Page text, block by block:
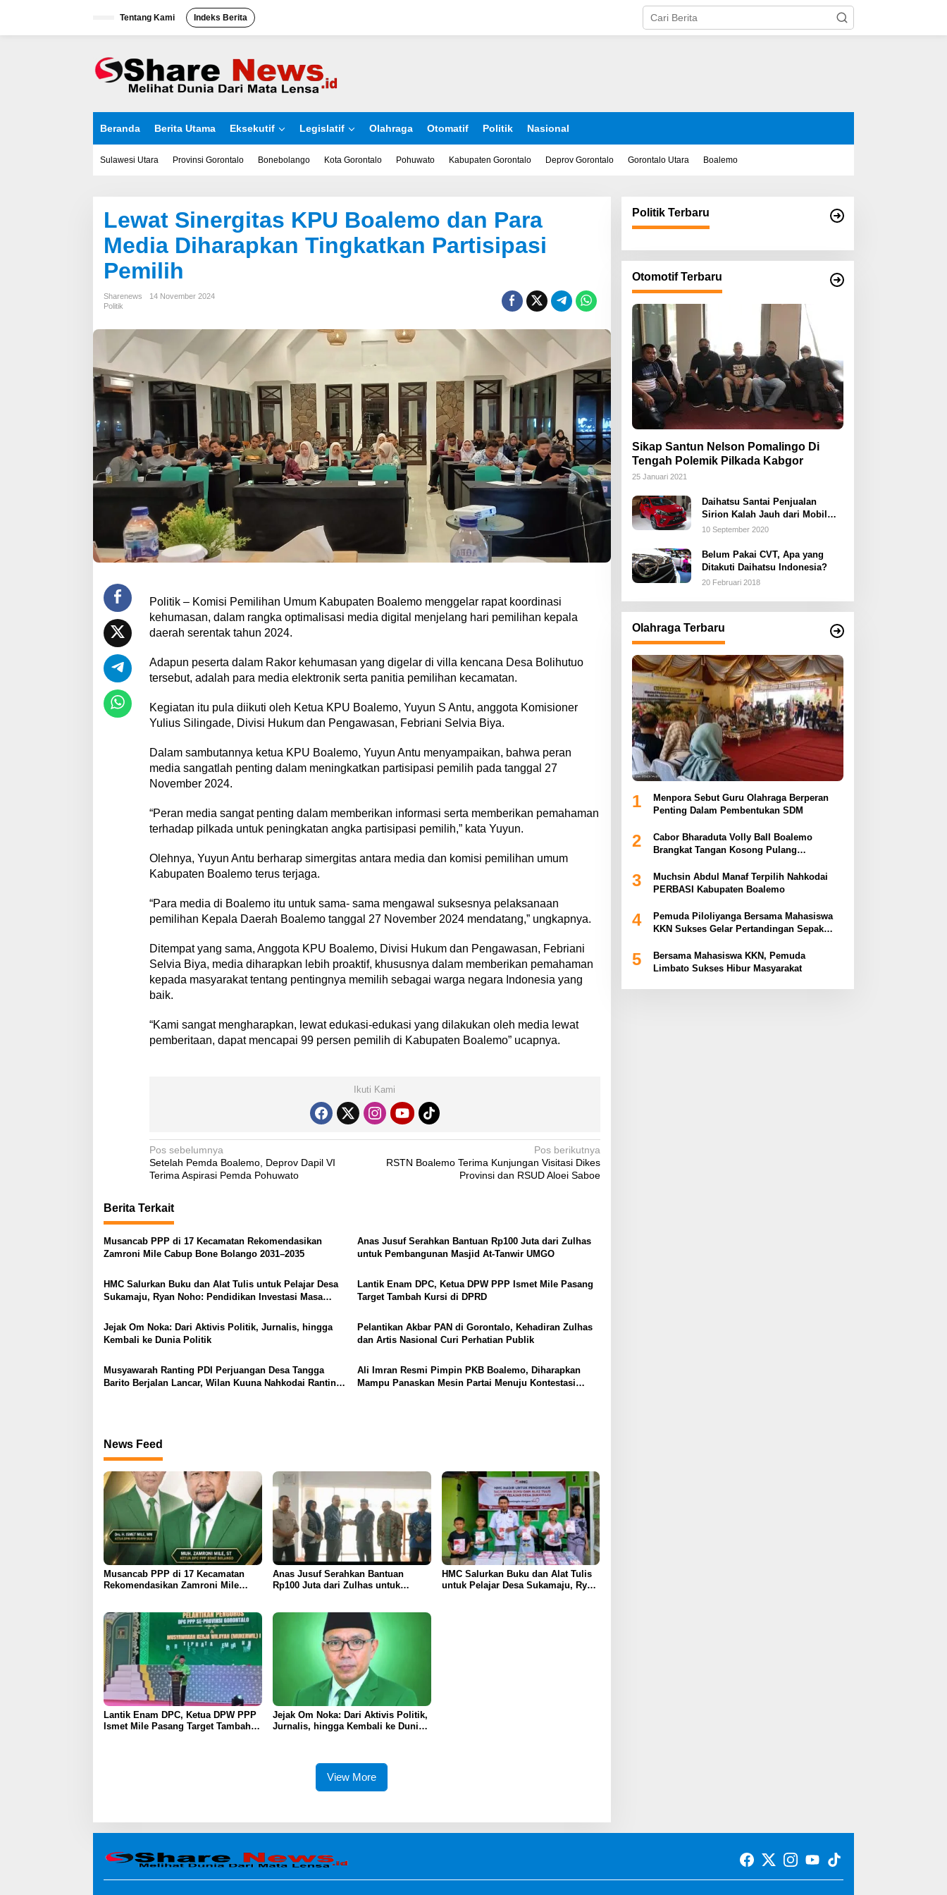
Tentang Kami Indeks Berita
Beranda Berita Utama Eksekutif Legislatif Olahraga Otomatif Politik Nasional
Sulawesi Utara Provinsi Gorontalo Bonebolango Kota Gorontalo Pohuwato Kabupaten Gorontalo Deprov Gorontalo Gorontalo Utara Boalemo
Lewat Sinergitas KPU Boalemo dan Para
Media Diharapkan Tingkatkan Partisipasi
Pemilih
Sharenews
14 November 2024
Politik
Politik – Komisi Pemilihan Umum Kabupaten Boalemo menggelar rapat koordinasi
kehumasan, dalam rangka optimalisasi media digital menjelang hari pemilihan kepala
daerah serentak tahun 2024.
Adapun peserta dalam Rakor kehumasan yang digelar di villa kencana Desa Bolihutuo
tersebut, adalah para media elektronik serta panitia pemilihan kecamatan.
Kegiatan itu pula diikuti oleh Ketua KPU Boalemo, Yuyun S Antu, anggota Komisioner
Yulius Silingade, Divisi Hukum dan Pengawasan, Febriani Selvia Biya.
Dalam sambutannya ketua KPU Boalemo, Yuyun Antu menyampaikan, bahwa peran
media sangatlah penting dalam meningkatkan partisipasi pemilih pada tanggal 27
November 2024.
“Peran media sangat penting dalam memberikan informasi serta memberikan pemahaman
terhadap pilkada untuk peningkatan angka partisipasi pemilih,” kata Yuyun.
Olehnya, Yuyun Antu berharap simergitas antara media dan komisi pemilihan umum
Kabupaten Boalemo terus terjaga.
“Para media di Boalemo itu untuk sama- sama mengawal suksesnya pelaksanaan
pemilihan Kepala Daerah Boalemo tanggal 27 November 2024 mendatang,” ungkapnya.
Ditempat yang sama, Anggota KPU Boalemo, Divisi Hukum dan Pengawasan, Febriani
Selvia Biya, media diharapkan lebih proaktif, khususnya dalam memberikan pemahaman
kepada masyarakat tentang pentingnya memilih sebagai warga negara Indonesia yang
baik.
“Kami sangat mengharapkan, lewat edukasi-edukasi yang dilakukan oleh media lewat
pemberitaan, dapat mencapai 99 persen pemilih di Kabupaten Boalemo” ucapnya.
Ikuti Kami
N
a
i
g
a
i
o
Pos sebelumnya
Setelah Pemda Boalemo, Deprov Dapil VI
Terima Aspirasi Pemda Pohuwato
Pos berikutnya
RSTN Boalemo Terima Kunjungan Visitasi Dikes
Provinsi dan RSUD Aloei Saboe
Berita Terkait
Musancab PPP di 17 Kecamatan Rekomendasikan
Zamroni Mile Cabup Bone Bolango 2031–2035
Anas Jusuf Serahkan Bantuan Rp100 Juta dari Zulhas
untuk Pembangunan Masjid At-Tanwir UMGO
HMC Salurkan Buku dan Alat Tulis untuk Pelajar Desa
Sukamaju, Ryan Noho: Pendidikan Investasi Masa
Lantik Enam DPC, Ketua DPW PPP Ismet Mile Pasang
Target Tambah Kursi di DPRD
Jejak Om Noka: Dari Aktivis Politik, Jurnalis, hingga
Kembali ke Dunia Politik
Pelantikan Akbar PAN di Gorontalo, Kehadiran Zulhas
dan Artis Nasional Curi Perhatian Publik
Musyawarah Ranting PDI Perjuangan Desa Tangga
Barito Berjalan Lancar, Wilan Kuuna Nahkodai Ranting
Ali Imran Resmi Pimpin PKB Boalemo, Diharapkan
Mampu Panaskan Mesin Partai Menuju Kontestasi
News Feed
Musancab PPP di 17 Kecamatan
Rekomendasikan Zamroni Mile
Anas Jusuf Serahkan Bantuan
Rp100 Juta dari Zulhas untuk
HMC Salurkan Buku dan Alat Tulis
untuk Pelajar Desa Sukamaju, Ryan
Lantik Enam DPC, Ketua DPW PPP
Ismet Mile Pasang Target Tambah
Jejak Om Noka: Dari Aktivis Politik,
Jurnalis, hingga Kembali ke Dunia
View More
Politik Terbaru
Otomotif Terbaru
Sikap Santun Nelson Pomalingo Di
Tengah Polemik Pilkada Kabgor
25 Januari 2021
Daihatsu Santai Penjualan
Sirion Kalah Jauh dari Mobil
LCGC
10 September 2020
Belum Pakai CVT, Apa yang
Ditakuti Daihatsu Indonesia?
20 Februari 2018
Olahraga Terbaru
1
Menpora Sebut Guru Olahraga Berperan
Penting Dalam Pembentukan SDM
2
Cabor Bharaduta Volly Ball Boalemo
Brangkat Tangan Kosong Pulang
3
Muchsin Abdul Manaf Terpilih Nahkodai
PERBASI Kabupaten Boalemo
4
Pemuda Piloliyanga Bersama Mahasiswa
KKN Sukses Gelar Pertandingan Sepak
5
Bersama Mahasiswa KKN, Pemuda
Limbato Sukses Hibur Masyarakat